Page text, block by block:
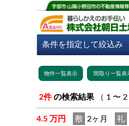
2件 の検索結果
4.5 万円 敷 2ヶ月 礼